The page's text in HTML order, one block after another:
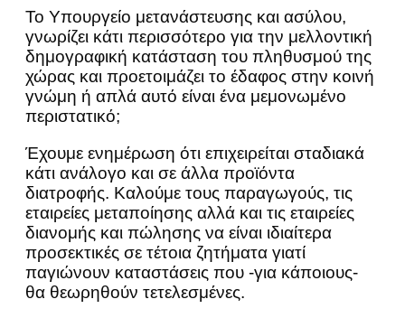
Το Υπουργείο μετανάστευσης και ασύλου,
γνωρίζει κάτι περισσότερο για την μελλοντική
δημογραφική κατάσταση του πληθυσμού της
χώρας και προετοιμάζει το έδαφος στην κοινή
γνώμη ή απλά αυτό είναι ένα μεμονωμένο
περιστατικό;
Έχουμε ενημέρωση ότι επιχειρείται σταδιακά
κάτι ανάλογο και σε άλλα προϊόντα
διατροφής. Καλούμε τους παραγωγούς, τις
εταιρείες μεταποίησης αλλά και τις εταιρείες
διανομής και πώλησης να είναι ιδιαίτερα
προσεκτικές σε τέτοια ζητήματα γιατί
παγιώνουν καταστάσεις που -για κάποιους-
θα θεωρηθούν τετελεσμένες.